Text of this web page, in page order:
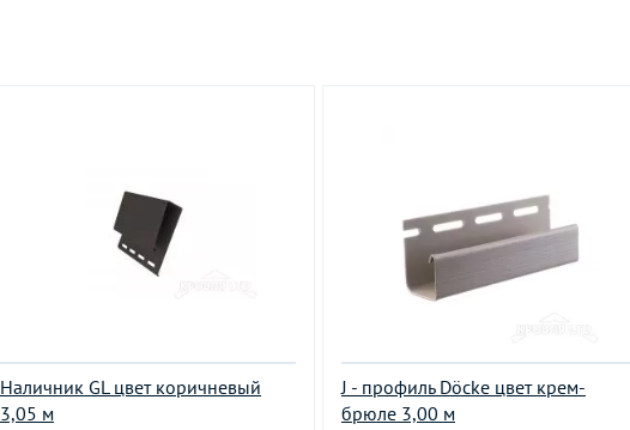
Наличник GL цвет коричневый
3,05 м
J - профиль Döcke цвет крем-
брюле 3,00 м